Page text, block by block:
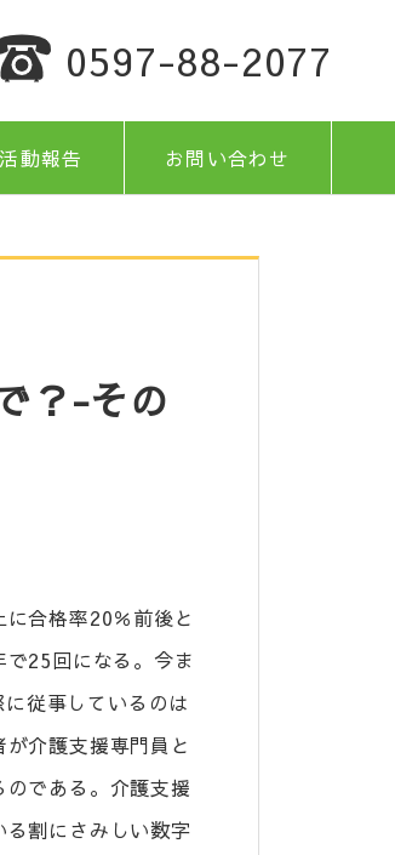
0597-88-2077
活動報告 お問い合わせ
？-その
合格率20％前後と
25回になる。今ま
従事しているのは
介護支援専門員と
である。介護支援
割にさみしい数字